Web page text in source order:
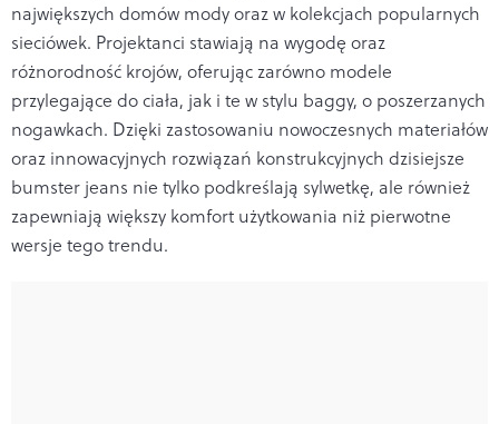
największych domów mody oraz w kolekcjach popularnych
sieciówek. Projektanci stawiają na wygodę oraz
różnorodność krojów, oferując zarówno modele
przylegające do ciała, jak i te w stylu baggy, o poszerzanych
nogawkach. Dzięki zastosowaniu nowoczesnych materiałów
oraz innowacyjnych rozwiązań konstrukcyjnych dzisiejsze
bumster jeans nie tylko podkreślają sylwetkę, ale również
zapewniają większy komfort użytkowania niż pierwotne
wersje tego trendu.